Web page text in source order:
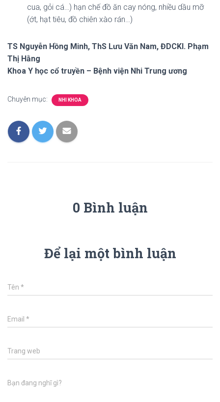
cua, gỏi cá…) hạn chế đồ ăn cay nóng, nhiều dầu mỡ
(ớt, hạt tiêu, đồ chiên xào rán…)
TS Nguyễn Hồng Minh, ThS Lưu Văn Nam, ĐDCKI. Phạm
Thị Hằng
Khoa Y học cổ truyền – Bệnh viện Nhi Trung ương
Chuyên mục: NHI KHOA
0 Bình luận
Để lại một bình luận
Tên *
Email *
Trang web
Bạn đang nghĩ gì?